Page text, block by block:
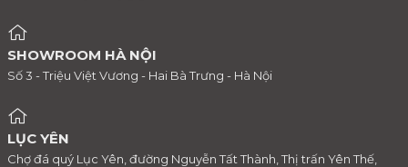
SHOWROOM HÀ NỘI
Số 3 - Triệu Việt Vương - Hai Bà Trưng - Hà Nội
LỤC YÊN
Chợ đá quý Lục Yên, đường Nguyễn Tất Thành, Thị trấn Yên Thế,